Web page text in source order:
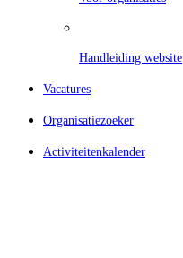
Handleiding website
Vacatures
Organisatiezoeker
Activiteitenkalender